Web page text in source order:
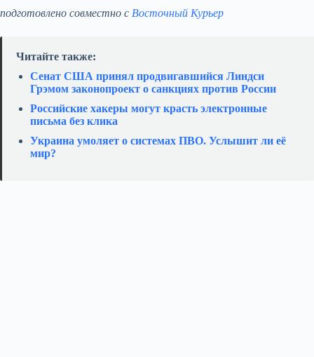
подготовлено совместно с Восточный Курьер
Читайте также:
Сенат США принял продвигавшийся Линдси
Грэмом законопроект о санкциях против России
Российские хакеры могут красть электронные
письма без клика
Украина умоляет о системах ПВО. Услышит ли её
мир?